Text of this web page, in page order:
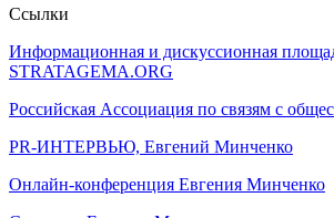
Ссылки
Информационная и дискуссионная
STRATAGEMA.ORG
Российская Ассоциация по связям с
PR-ИНТЕРВЬЮ, Евгений Минченко
Онлайн-конференция Евгения Минченко